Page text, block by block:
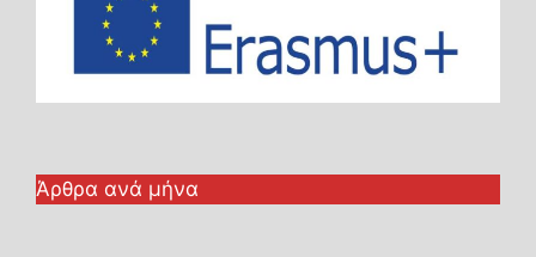
Άρθρα ανά μήνα